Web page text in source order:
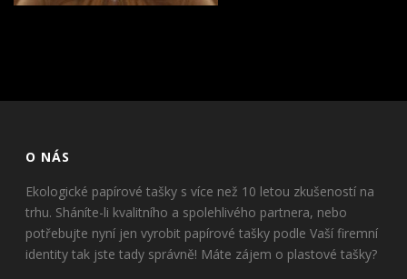
O NÁS
Ekologické papírové tašky s více než 10 letou zkušeností na
trhu. Sháníte-li kvalitního a spolehlivého partnera, nebo
potřebujte nyní jen vyrobit papírové tašky podle Vaší firemní
identity tak jste tady správně! Máte zájem o plastové tašky?